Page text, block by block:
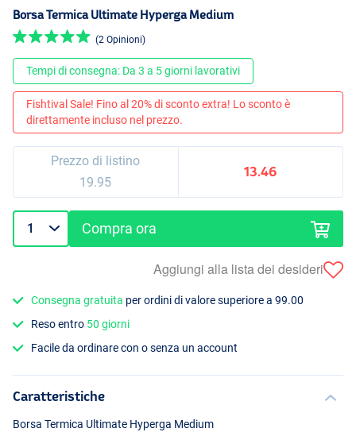
Borsa Termica Ultimate Hyperga Medium
(2 Opinioni)
Tempi di consegna: Da 3 a 5 giorni lavorativi
Fishtival Sale! Fino al 20% di sconto extra! Lo sconto è
direttamente incluso nel prezzo.
Prezzo di listino
19.95
13.46
Compra ora
Aggiungi alla lista dei desideri
Consegna gratuita per ordini di valore superiore a 99.00
Reso entro 50 giorni
Facile da ordinare con o senza un account
Caratteristiche
Borsa Termica Ultimate Hyperga Medium